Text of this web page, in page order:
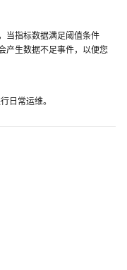
当指标数据满足阈值条件
产生数据不足事件，以便您
日常运维。